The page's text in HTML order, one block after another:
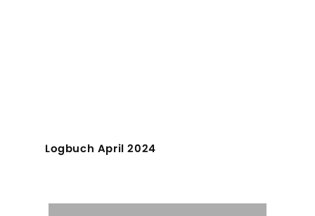
Logbuch April 2024